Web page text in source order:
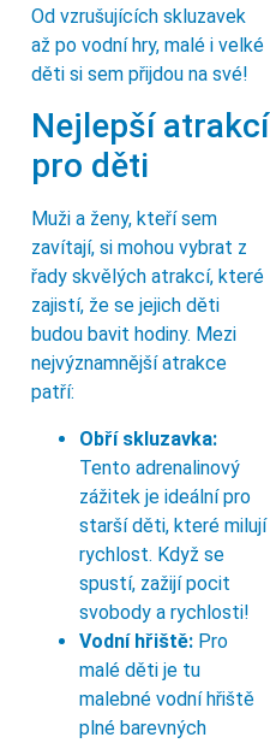
Od vzrušujících skluzavek
až po vodní hry, malé i velké
děti si sem přijdou na své!
Nejlepší atrakcí
pro děti
Muži a ženy, kteří sem
zavítají, si mohou vybrat z
řady skvělých atrakcí, které
zajistí, že se jejich děti
budou bavit hodiny. Mezi
nejvýznamnější atrakce
patří:
Obří skluzavka:
Tento adrenalinový
zážitek je ideální pro
starší děti, které milují
rychlost. Když se
spustí, zažijí pocit
svobody a rychlosti!
Vodní hřiště: Pro
malé děti je tu
malebné vodní hřiště
plné barevných